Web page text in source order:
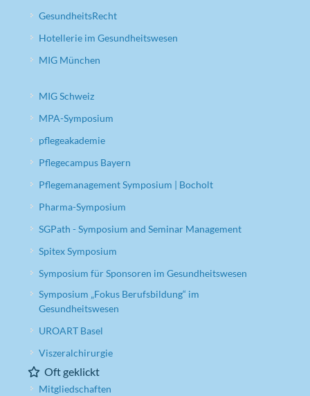
GesundheitsRecht
Hotellerie im Gesundheitswesen
MIG München
MIG Schweiz
MPA-Symposium
pflegeakademie
Pflegecampus Bayern
Pflegemanagement Symposium | Bocholt
Pharma-Symposium
SGPath - Symposium and Seminar Management
Spitex Symposium
Symposium für Sponsoren im Gesundheitswesen
Symposium „Fokus Berufsbildung“ im
Gesundheitswesen
UROART Basel
Viszeralchirurgie
Oft geklickt
Mitgliedschaften